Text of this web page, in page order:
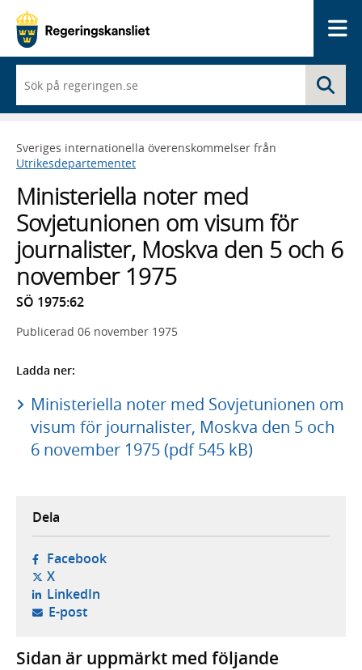
du
börjar
skriva
framträder
en
med
sökförslag
Sveriges internationella överenskommelser från
Utrikesdepartementet
Ministeriella noter med
Sovjetunionen om visum för
journalister, Moskva den 5 och 6
november 1975
SÖ 1975:62
Publicerad 06 november 1975
Ladda ner:
Ministeriella noter med Sovjetunionen om
visum för journalister, Moskva den 5 och
6 november 1975 (pdf 545 kB)
Dela
Facebook- öppnas i ny flik, extern webbplats,
X- öppnas i ny flik, extern webbplats,
LinkedIn- öppnas i ny flik, extern webbplats,
E-post- öppnar din e-postklient,
Sidan är uppmärkt med följande